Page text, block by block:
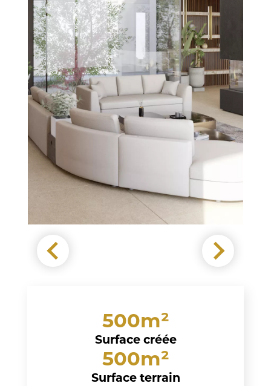
500m²
Surface créée
500m²
Surface terrain